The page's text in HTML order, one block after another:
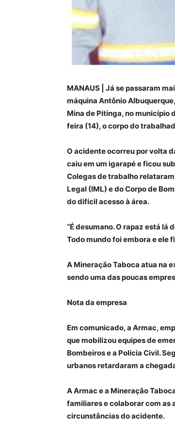
MANAUS | Já se passaram
máquina Antônio
Mina de Pitinga, no município
feira (14), o corpo do
O acidente ocorreu por volta
caiu em um igarapé e ficou
Colegas de trabalho
Legal (IML) e do Corpo de
do difícil acesso à área.
“É desumano. O rapaz está
Todo mundo foi embora e ele
A Mineração Taboca atua na
sendo uma das poucas
Nota da empresa
Em comunicado, a Armac,
que mobilizou equipes de
Bombeiros e a Polícia Civil.
urbanos retardaram a
A Armac e a Mineração
familiares e colaborar com as
circunstâncias do acidente.